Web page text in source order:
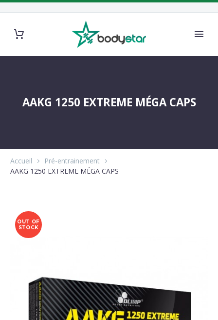
AAKG 1250 EXTREME MÉGA CAPS
Accueil
Pré-entrainement
AAKG 1250 EXTREME MÉGA CAPS
OUT OF
STOCK